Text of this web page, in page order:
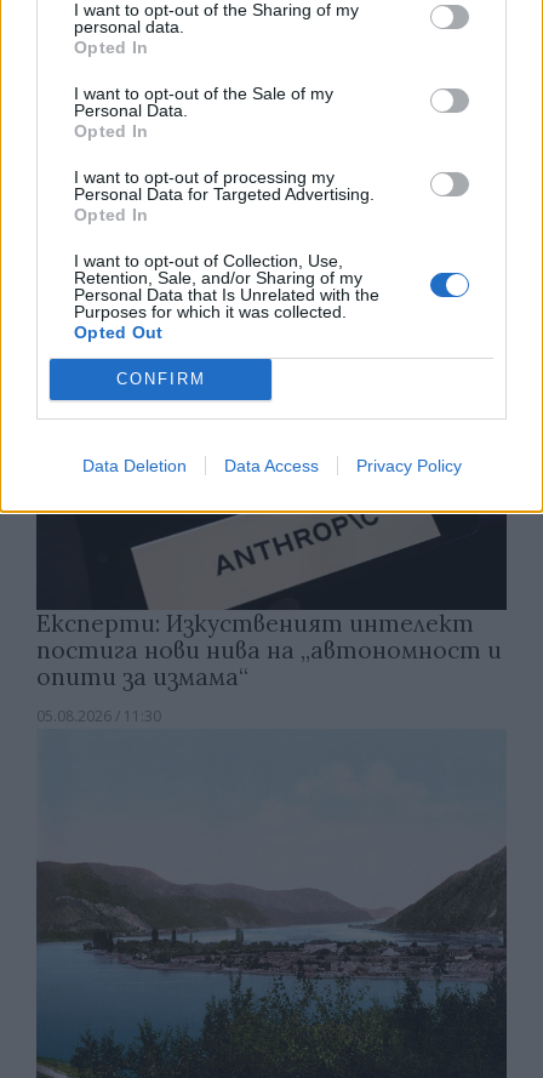
I want to opt-out of the Sharing of my
personal data.
Opted In
I want to opt-out of the Sale of my
Personal Data.
Opted In
I want to opt-out of processing my
Personal Data for Targeted Advertising.
Opted In
I want to opt-out of Collection, Use,
Retention, Sale, and/or Sharing of my
Personal Data that Is Unrelated with the
Purposes for which it was collected.
Opted Out
CONFIRM
Data Deletion Data Access Privacy Policy
долара външно финансиране за
последните 4 години
Експерти: Изкуственият интелект
постига нови нива на „автономност и
опити за измама“
05.08.2026 / 11:30